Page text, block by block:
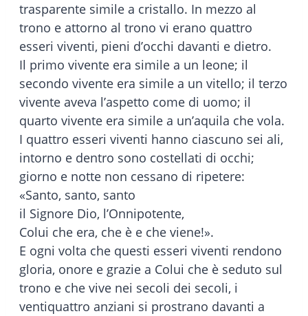
trasparente simile a cristallo. In mezzo al
trono e attorno al trono vi erano quattro
esseri viventi, pieni d’occhi davanti e dietro.
Il primo vivente era simile a un leone; il
secondo vivente era simile a un vitello; il terzo
vivente aveva l’aspetto come di uomo; il
quarto vivente era simile a un’aquila che vola.
I quattro esseri viventi hanno ciascuno sei ali,
intorno e dentro sono costellati di occhi;
giorno e notte non cessano di ripetere:
«Santo, santo, santo
il Signore Dio, l’Onnipotente,
Colui che era, che è e che viene!».
E ogni volta che questi esseri viventi rendono
gloria, onore e grazie a Colui che è seduto sul
trono e che vive nei secoli dei secoli, i
ventiquattro anziani si prostrano davanti a